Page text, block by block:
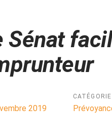
Sénat
2019
CATÉGORIE